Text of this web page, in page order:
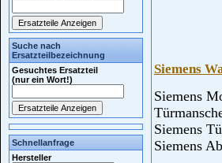
Suche nach
Ersatzteilbezeichnung
Gesuchtes Ersatzteil
(nur ein Wort!)
Schnellanfrage
Hersteller
Siemens
Siemens
Siemens
Siemens